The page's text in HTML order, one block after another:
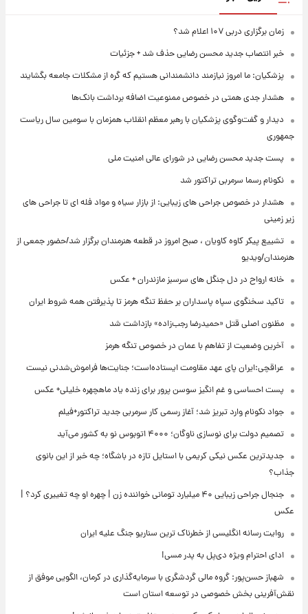
زمان برگزاری دربی ۱۰۷ اعلام شد؟
خبر انتصاب جدید محسن رضایی حذف شد + جزئیات
پزشکیان: ما امروز نیازمند دانشمندانی هستیم که گره از مشکلات جامعه بگشایند
هشدار جدی همتی در خصوص ممنوعیت اضافه ‌برداشت بانک‌ها
دیدار و گفت‌وگوی پزشکیان با رهبر معظم انقلاب همزمان با سومین سال ریاست
جمهوری
پست جدید محسن رضایی در شورای عالی امنیت ملی
نکونام رسما سرمربی تراکتور شد
هشدار در خصوص جراحی های زیبایی: از بازار سیاه و مواد فله ای تا جراحی های
زیر زمینی
تشییع پیکر کاوه کاویان ، صبح امروز در قطعه هنرمندان برگزار شد/حضور جمعی از
هنرمندان/ویدیو
خانه ارواح در دل جنگل های سرسبز مازندران + عکس
تاکید سخنگوی سپاه پاسداران بر حفظ تنگه هرمز تا پذیرفتن همه شروط ایران
مظنون اصلی قتل «حمیدرضا رجب‌زاده» بازداشت شد
آخرین وضعیت از تفاهم با عمان در خصوص تنگه هرمز
عراقچی:ایران پای عهد مقاومت ایستاده‌است؛ جنایت‌ها فراموش‌شدنی نیست
پست احساسی و غم انگیز سوسن پرور برای زنده یاد ماهچهره خلیلی+ عکس
جواد نکونام وارد تبریز شد؛ آغاز رسمی کار سرمربی جدید تراکتور+فیلم
تصمیم دولت برای نوسازی ناوگان؛ ۴۰۰۰ اتوبوس نو به کشور می‌آید
جدیدترین عکس نیکی کریمی با استایل تازه در باشگاه؛ چه خبر از این بانوی
جذاب؟
جنجال جراحی زیبایی ۴۰ میلیارد تومانی خواننده زن | چهره او چه تغییری کرد؟ |
عکس
روایت رسانه انگلیسی از خطرناک ترین سناریو جنگ علیه ایران
ادای احترام ویژه دی‌پل به پدر مسی!
شهباز حسن‌پور: گروه مالی گردشگری با سرمایه‌گذاری در کرمان، الگویی موفق از
نقش‌آفرینی بخش خصوصی در توسعه استان است